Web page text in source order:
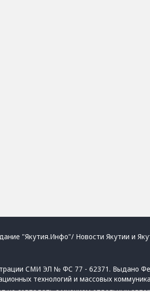
"Якутия.Инфо"/ Новости Якутии и
СМИ ЭЛ № ФС 77 - 62371. Выдано
технологий и массовых
не совпадать с мнением отдельных